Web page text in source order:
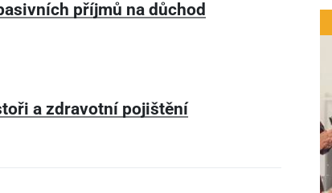
příjmů na důchod
a zdravotní pojištění